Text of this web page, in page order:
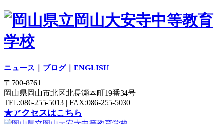
ニュース ブログ｜ ENGLISH
〒700-8761
岡山県岡山市北区北長瀬本町19番34号
TEL:086-255-5013 | FAX:086-255-5030
★アクセスはこちら